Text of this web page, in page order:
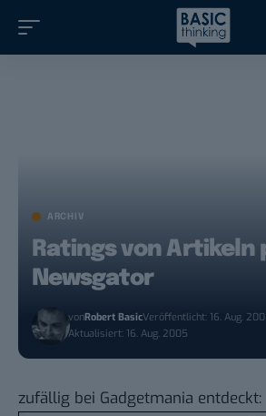
ARCHIV
Ratings von Artikeln
Newsgator
vonRobert BasicVeröffentlicht: 16. Aug.
Aktualisiert: 16. Aug. 2005
zufällig bei Gadgetmania entdeckt: